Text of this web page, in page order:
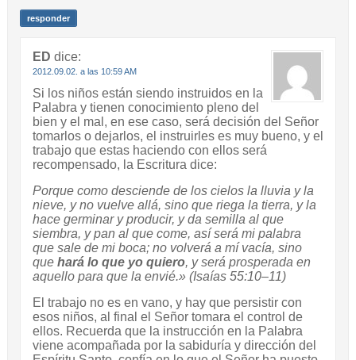
responder
ED dice:
2012.09.02. a las 10:59 AM
Si los niños están siendo instruidos en la
Palabra y tienen conocimiento pleno del
bien y el mal, en ese caso, será decisión del Señor
tomarlos o dejarlos, el instruirles es muy bueno, y el
trabajo que estas haciendo con ellos será
recompensado, la Escritura dice:
Porque como desciende de los cielos la lluvia y la
nieve, y no vuelve allá, sino que riega la tierra, y la
hace germinar y producir, y da semilla al que
siembra, y pan al que come, así será mi palabra
que sale de mi boca; no volverá a mí vacía, sino
que hará lo que yo quiero, y será prosperada en
aquello para que la envié.» (Isaías 55:10–11)
El trabajo no es en vano, y hay que persistir con
esos niños, al final el Señor tomara el control de
ellos. Recuerda que la instrucción en la Palabra
viene acompañada por la sabiduría y dirección del